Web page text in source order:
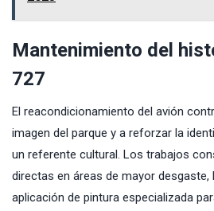
Mantenimiento del
727
El reacondicionamiento del avión
imagen del parque y a reforzar la
un referente cultural. Los trabajos
directas en áreas de mayor
aplicación de pintura especializada